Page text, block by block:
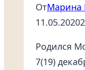
ОтМарина
11.05.2020
Родился
7(19)